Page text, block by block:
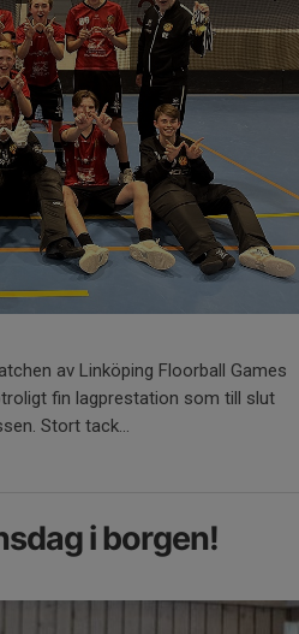
av Linköping Floorball Games
fin lagprestation som till slut
Stort tack...
i borgen!